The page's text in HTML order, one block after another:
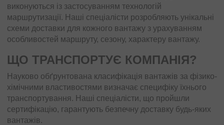
виконуються із застосуванням технологій
маршрутизації. Наші спеціалісти розробляють унікальні
схеми доставки для кожного вантажу з урахуванням
особливостей маршруту, сезону, характеру вантажу.
ЩО ТРАНСПОРТУЄ КОМПАНІЯ?
Науково обґрунтована класифікація вантажів за фізико-
хімічними властивостями визначає специфіку їхнього
транспортування. Наші спеціалісти, що пройшли
сертифікацію, гарантують безпечну доставку будь-яких
вантажів.